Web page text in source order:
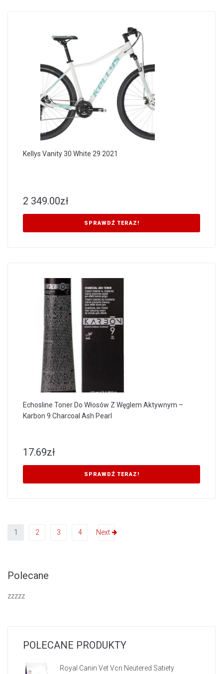
Kellys Vanity 30 White 29 2021
2 349.00zł
SPRAWDŹ TERAZ!
Echosline Toner Do Włosów Z Węglem Aktywnym –
Karbon 9 Charcoal Ash Pearl
17.69zł
SPRAWDŹ TERAZ!
1 2 3 4 Next
Polecane
zzzzz
POLECANE PRODUKTY
Royal Canin Vet Vcn Neutered Satiety